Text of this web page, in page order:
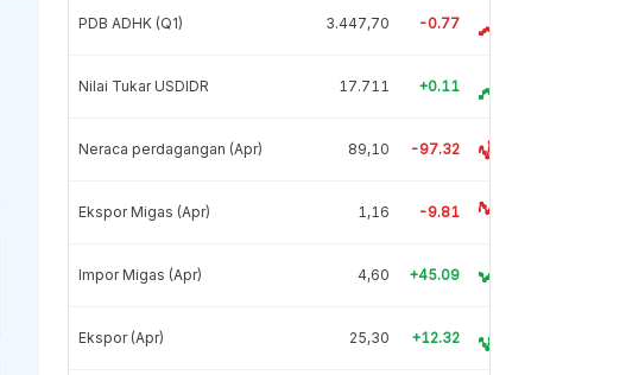
PDB ADHK (Q1) 3.447,70 -0.77
Nilai Tukar USDIDR 17.711 +0.11
Neraca perdagangan (Apr) 89,10 -97.32
Ekspor Migas (Apr) 1,16 -9.81
Impor Migas (Apr) 4,60 +45.09
Ekspor (Apr) 25,30 +12.32